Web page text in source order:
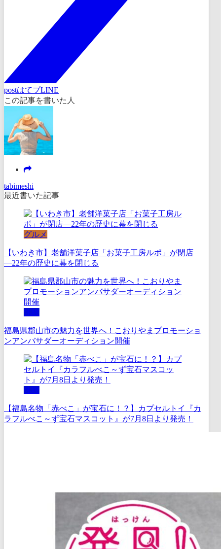
postはてブLINE
この記事を書いた人
tabimeshi
最近書いた記事
グルメ
【いわき市】老舗洋菓子店「お菓子工房ルポ」が閉店
―22年の歴史に幕を閉じる
体験
福島県郡山市の魅力を世界へ！こおりやまプロモーショ
ンアンバサダーオーディション開催
体験
【福島名物「赤べこ」が宝石に！？】カプセルトイ『カ
ラフルべこ～ず宝石マスコット』が7月8日より発売！